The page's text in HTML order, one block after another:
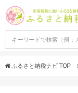
ふるさと納税ナビ TOP